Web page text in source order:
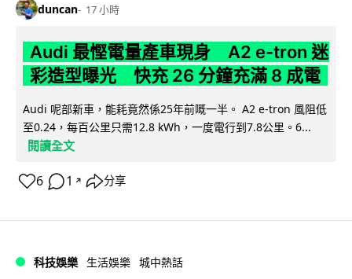
duncan 17 小時
Audi 最慳電量產車現身 A2 e-tron 迷
彩造型曝光 快充 26 分鐘充滿 8 成電
Audi 呢部新車，能耗竟然係25年前嘅一半。 A2 e-tron 風阻低
至0.24，每百公里只需12.8 kWh，一度電行到7.8公里。6...
閱讀全文
6 1 ↗ 分享
科技娛樂 生活娛樂 城中熱話